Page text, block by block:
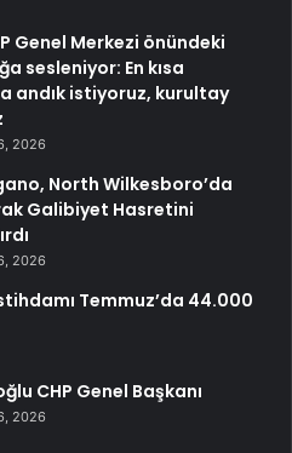
Genel Merkezi önündeki
sesleniyor: En kısa
andık istiyoruz, kurultay
2026
North Wilkesboro’da
Galibiyet Hasretini
2026
Temmuz’da 44.000
CHP Genel Başkanı
2026